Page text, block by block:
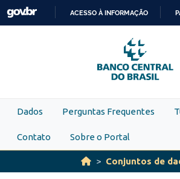
Skip to main content
PARA
O
CONTEÚDO
ACESSO À INFORMAÇÃO
Dados Perguntas Frequentes
Contato Sobre o Portal
Conjuntos de